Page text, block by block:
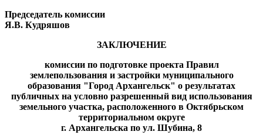
Председатель комиссии
Я.В. Кудряшов
ЗАКЛЮЧЕНИЕ
комиссии по подготовке проекта Правил
землепользования и застройки муниципального
образования "Город Архангельск" о результатах
публичных на условно разрешенный вид использования
земельного участка, расположенного в Октябрьском
территориальном округе
г. Архангельска по ул. Шубина, 8